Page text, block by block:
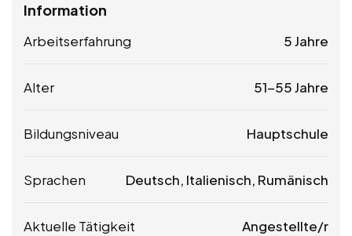
Information
Arbeitserfahrung 5 Jahre
Alter 51-55 Jahre
Bildungsniveau Hauptschule
Sprachen Deutsch, Italienisch, Rumänisch
Aktuelle Tätigkeit Angestellte/r